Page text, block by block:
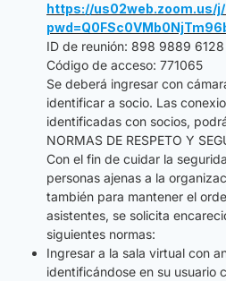
https://us02web.zoom.us/
ID de reunión: 898 9889 6128
Código de acceso: 771065
Se deberá ingresar con
identificar a socio. Las
identificadas con socios,
NORMAS DE RESPETO Y
Con el fin de cuidar la
personas ajenas a la
también para mantener el
asistentes, se solicita
siguientes normas:
Ingresar a la sala virtual con
identificándose en su usuario